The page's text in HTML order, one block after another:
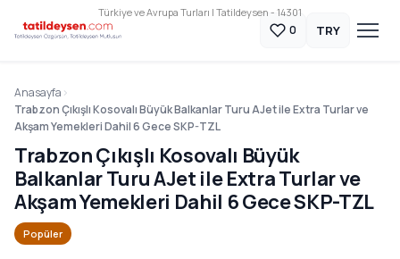
Türkiye ve Avrupa Turları | Tatildeysen - 14301
0 TRY
Anasayfa
Trabzon Çıkışlı Kosovalı Büyük Balkanlar Turu AJet ile Extra Turlar ve
Akşam Yemekleri Dahil 6 Gece SKP-TZL
Trabzon Çıkışlı Kosovalı Büyük
Balkanlar Turu AJet ile Extra Turlar ve
Akşam Yemekleri Dahil 6 Gece SKP-TZL
Popüler